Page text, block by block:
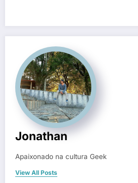
Jonathan
Apaixonado na cultura Geek
View All Posts